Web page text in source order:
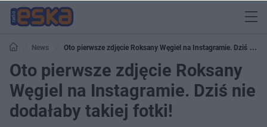
News
Oto pierwsze zdjęcie Roksany Węgiel na Instagramie. Dziś nie
dodałaby takiej fotki!
Oto pierwsze zdjęcie Roksany
Węgiel na Instagramie. Dziś nie
dodałaby takiej fotki!